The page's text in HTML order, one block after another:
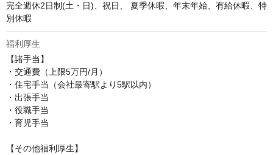
完全週休2日制(土・日)、祝日、 夏季休暇、年末年始、有給休暇、特
別休暇
福利厚生
【諸手当】
・交通費（上限5万円/月）
・住宅手当（会社最寄駅より5駅以内）
・出張手当
・役職手当
・育児手当
【その他福利厚生】